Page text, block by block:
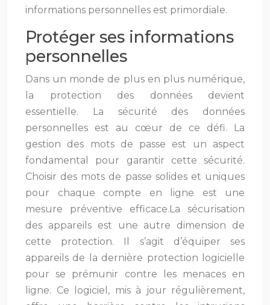
informations personnelles est primordiale.
Protéger ses informations
personnelles
Dans un monde de plus en plus numérique,
la protection des données devient
essentielle. La sécurité des données
personnelles est au cœur de ce défi. La
gestion des mots de passe est un aspect
fondamental pour garantir cette sécurité.
Choisir des mots de passe solides et uniques
pour chaque compte en ligne est une
mesure préventive efficace.La sécurisation
des appareils est une autre dimension de
cette protection. Il s’agit d’équiper ses
appareils de la dernière protection logicielle
pour se prémunir contre les menaces en
ligne. Ce logiciel, mis à jour régulièrement,